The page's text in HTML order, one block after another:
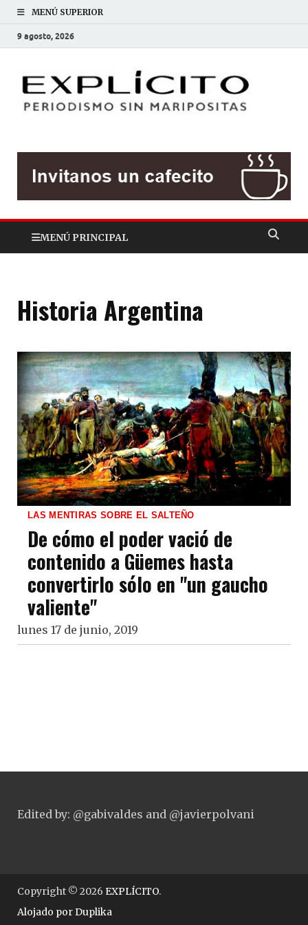
MENÚ SUPERIOR
9 agosto, 2026
MENÚ PRINCIPAL
Historia Argentina
LAS MENTIRAS SOBRE EL SALTEÑO
De cómo el poder vació de
contenido a Güemes hasta
convertirlo sólo en "un gaucho
valiente"
lunes 17 de junio, 2019
Edited by: @gabivaldes and @javierpolvani
Copyright © 2026 EXPLÍCITO.
Alojado porDuplika